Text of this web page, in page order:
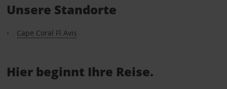
Unsere Standorte
Cape Coral Fl Avis
Hier beginnt Ihre Reise.